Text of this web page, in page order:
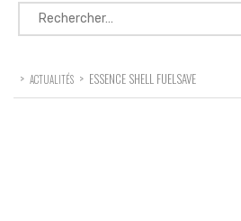
Rechercher :
> ACTUALITÉS > ESSENCE SHELL FUELSAVE